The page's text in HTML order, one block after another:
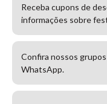
Receba cupons de
informações sobre
Confira nossos
WhatsApp.